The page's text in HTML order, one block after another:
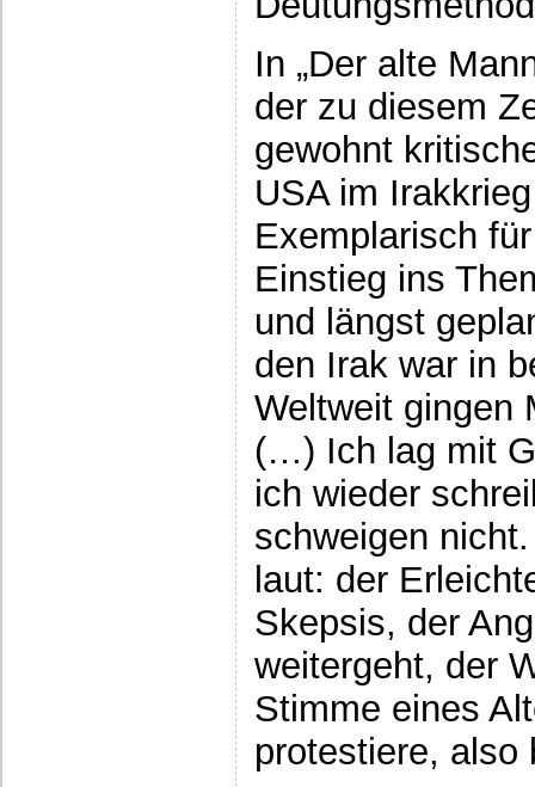
In „Der alte
der zu diesem
gewohnt
USA im
Exemplarisch
Einstieg ins
und längst
den Irak war in
Weltweit gingen
(…) Ich lag mit
ich wieder
schweigen
laut: der
Skepsis, der
weitergeht, der
Stimme eines
protestiere, also